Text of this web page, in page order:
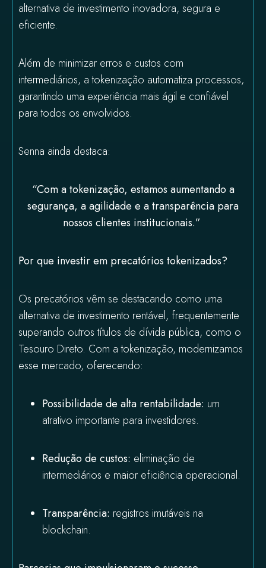
alternativa de investimento inovadora, segura e
eficiente.
Além de minimizar erros e custos com
intermediários, a tokenização automatiza processos,
garantindo uma experiência mais ágil e confiável
para todos os envolvidos.
Senna ainda destaca:
“Com a tokenização, estamos aumentando a
segurança, a agilidade e a transparência para
nossos clientes institucionais.”
Por que investir em precatórios tokenizados?
Os precatórios vêm se destacando como uma
alternativa de investimento rentável, frequentemente
superando outros títulos de dívida pública, como o
Tesouro Direto. Com a tokenização, modernizamos
esse mercado, oferecendo:
Possibilidade de alta rentabilidade: um
atrativo importante para investidores.
Redução de custos: eliminação de
intermediários e maior eficiência operacional.
Transparência: registros imutáveis na
blockchain.